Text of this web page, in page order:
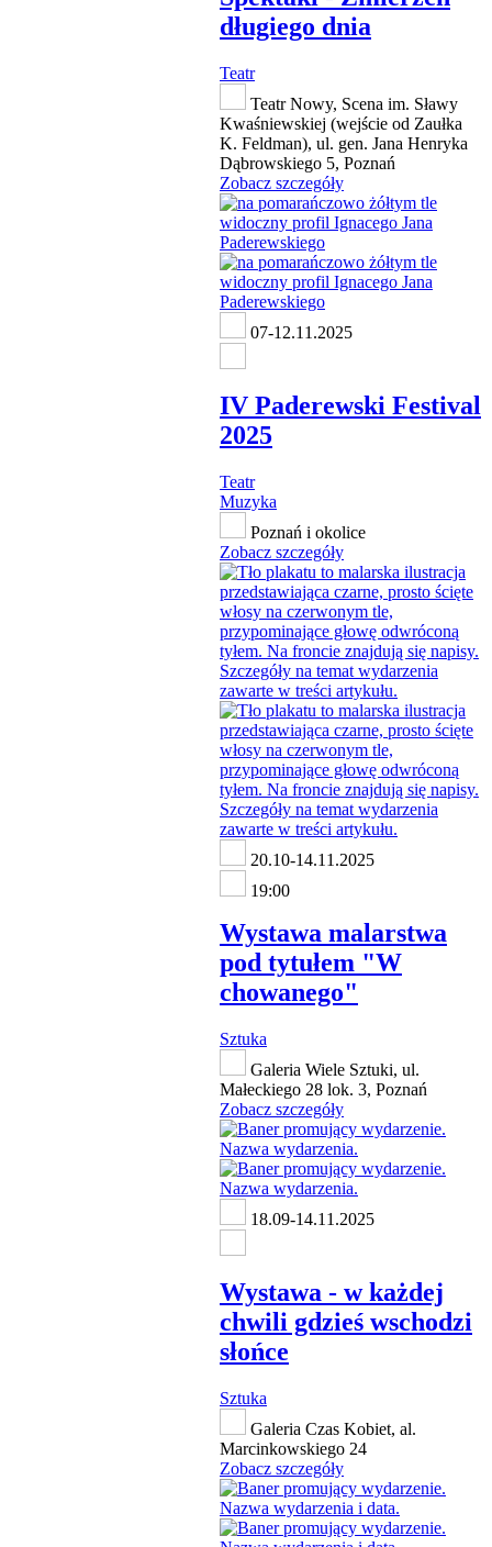
długiego dnia
Teatr
Teatr Nowy, Scena im. Sławy
Kwaśniewskiej (wejście od Zaułka
K. Feldman), ul. gen. Jana Henryka
Dąbrowskiego 5, Poznań
Zobacz szczegóły
07-12.11.2025
IV Paderewski Festival
2025
Teatr
Muzyka
Poznań i okolice
Zobacz szczegóły
20.10-14.11.2025
19:00
Wystawa malarstwa
pod tytułem "W
chowanego"
Sztuka
Galeria Wiele Sztuki, ul.
Małeckiego 28 lok. 3, Poznań
Zobacz szczegóły
18.09-14.11.2025
Wystawa - w każdej
chwili gdzieś wschodzi
słońce
Sztuka
Galeria Czas Kobiet, al.
Marcinkowskiego 24
Zobacz szczegóły